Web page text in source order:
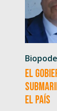
El
el país